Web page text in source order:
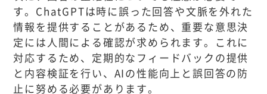
す。ChatGPTは時に誤った回答や文脈を外れた
情報を提供することがあるため、重要な意思決
定には人間による確認が求められます。これに
対応するため、定期的なフィードバックの提供
と内容検証を行い、AIの性能向上と誤回答の防
止に努める必要があります。